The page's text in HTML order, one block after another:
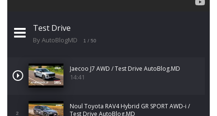
Test Drive
By AutoBlogMD 1 / 50
Jaecoo J7 AWD / Test Drive AutoBlog.MD
14:41
2
Noul Toyota RAV4 Hybrid GR SPORT AWD-i /
Test Drive AutoBlog.MD